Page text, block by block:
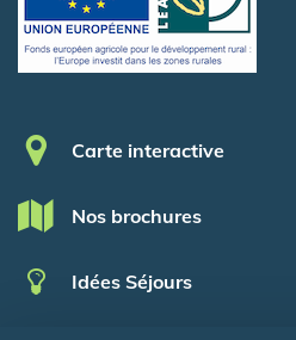
Pied de page
Carte interactive
Nos brochures
Idées Séjours